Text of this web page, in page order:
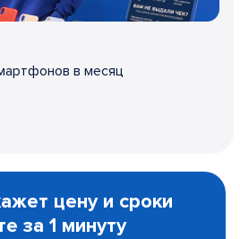
в месяц
цену и сроки
за 1 минуту